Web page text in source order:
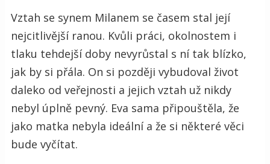
Vztah se synem Milanem se časem stal její
nejcitlivější ranou. Kvůli práci, okolnostem i
tlaku tehdejší doby nevyrůstal s ní tak blízko,
jak by si přála. On si později vybudoval život
daleko od veřejnosti a jejich vztah už nikdy
nebyl úplně pevný. Eva sama připouštěla, že
jako matka nebyla ideální a že si některé věci
bude vyčítat.